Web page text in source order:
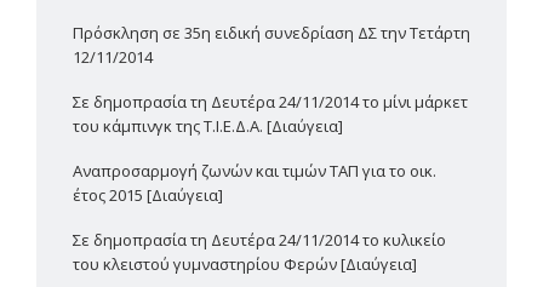
Πρόσκληση σε 35η ειδική συνεδρίαση ΔΣ την Τετάρτη
12/11/2014
Σε δημοπρασία τη Δευτέρα 24/11/2014 το μίνι μάρκετ
του κάμπινγκ της Τ.Ι.Ε.Δ.Α. [Διαύγεια]
Αναπροσαρμογή ζωνών και τιμών ΤΑΠ για το οικ.
έτος 2015 [Διαύγεια]
Σε δημοπρασία τη Δευτέρα 24/11/2014 το κυλικείο
του κλειστού γυμναστηρίου Φερών [Διαύγεια]